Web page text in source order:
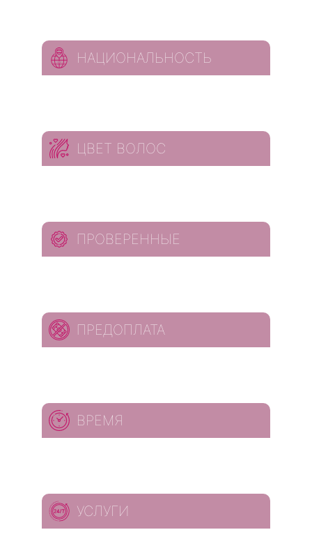
НАЦИОНАЛЬНОСТЬ
ЦВЕТ ВОЛОС
ПРОВЕРЕННЫЕ
ПРЕДОПЛАТА
ВРЕМЯ
УСЛУГИ